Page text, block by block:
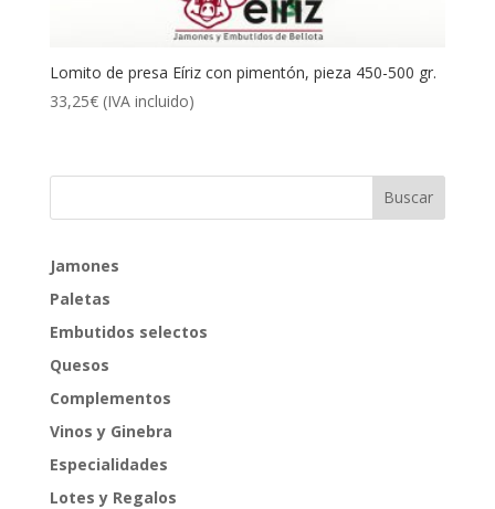
Lomito de presa Eíriz con pimentón, pieza 450-500 gr.
33,25€ (IVA incluido)
Jamones
Paletas
Embutidos selectos
Quesos
Complementos
Vinos y Ginebra
Especialidades
Lotes y Regalos